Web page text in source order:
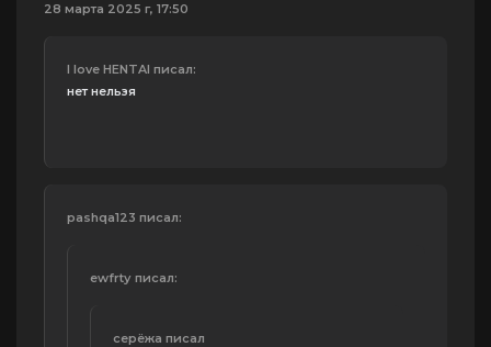
28 марта 2025 г, 17:50
I love HENTAI писал:
нет нельзя
pashqa123 писал:
ewfrtу писал:
серёжа писал